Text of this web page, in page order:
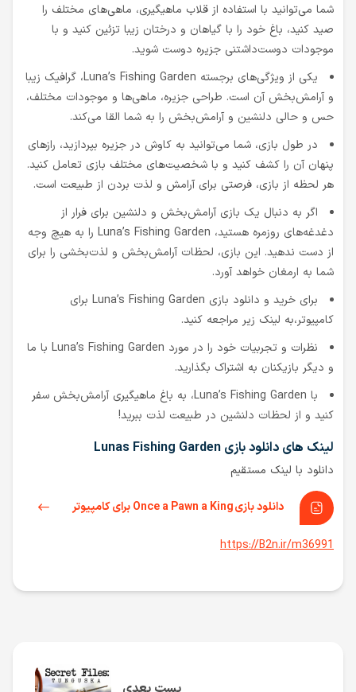
شما می‌توانید با استفاده از قلاب ماهیگیری، ماهی‌های مختلف را
صید کنید، باغ خود را با گیاهان و درختان زیبا تزئین کنید و با
موجودات دوست‌داشتنی جزیره دوست شوید.
یکی از ویژگی‌های برجسته Luna’s Fishing Garden، گرافیک زیبا
و آرامش‌بخش آن است. طراحی جزیره، ماهی‌ها و موجودات مختلف،
حس و حالی دلنشین و آرامش‌بخش را به شما القا می‌کند.
در طول بازی، شما می‌توانید به کاوش در جزیره بپردازید، رازهای
پنهان آن را کشف کنید و با شخصیت‌های مختلف بازی تعامل کنید.
هر لحظه از بازی، فرصتی برای آرامش و لذت بردن از طبیعت است.
اگر به دنبال یک بازی آرامش‌بخش و دلنشین برای فرار از
دغدغه‌های روزمره هستید، Luna’s Fishing Garden را به هیچ وجه
از دست ندهید. این بازی، لحظات آرامش‌بخش و لذت‌بخشی را برای
شما به ارمغان خواهد آورد.
برای خرید و دانلود بازی Luna’s Fishing Garden برای
کامپیوتر،به لینک زیر مراجعه کنید.
نظرات و تجربیات خود را در مورد Luna’s Fishing Garden با ما
و دیگر بازیکنان به اشتراک بگذارید.
با Luna’s Fishing Garden، به باغ ماهیگیری آرامش‌بخش سفر
کنید و از لحظات دلنشین در طبیعت لذت ببرید!
لینک های دانلود بازی Lunas Fishing Garden
دانلود با لینک مستقیم
دانلود بازی Once a Pawn a King برای کامپیوتر
https://B2n.ir/m36991